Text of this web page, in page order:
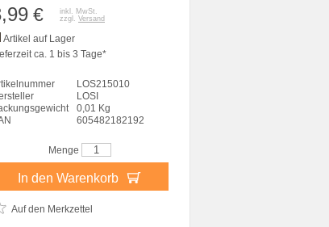
€
inkl. MwSt.
zzgl. Versand
Artikel auf Lager
ca. 1 bis 3 Tage*
LOS215010
LOSI
0,01 Kg
605482182192
Menge
In den Warenkorb
Auf den Merkzettel